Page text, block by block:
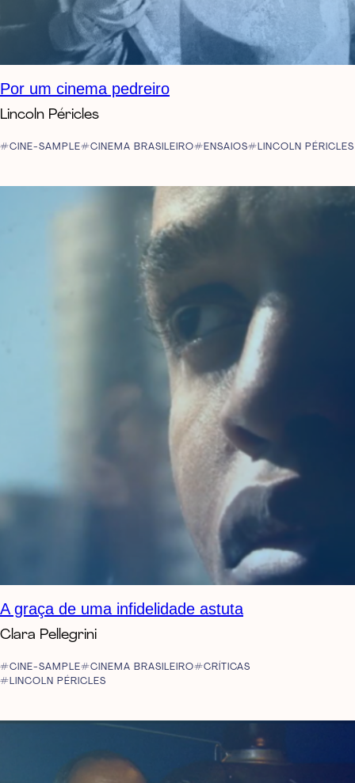
Por um cinema pedreiro
Lincoln Péricles
CINE-SAMPLE CINEMA BRASILEIRO ENSAIOS LINCOLN PÉRICLES
A graça de uma infidelidade astuta
Clara Pellegrini
CINE-SAMPLE CINEMA BRASILEIRO
CRÍTICAS
LINCOLN PÉRICLES